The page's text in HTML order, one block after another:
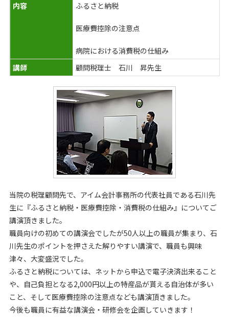
内容
ふるさと納税
医療費控除の注意点
病院における消費税の仕組み
講師
顧問税理士 石川 昇先生
当院の税理顧問先で、アイム会計事務所の代表社員である石川先
生に『ふるさと納税・医療費控除・消費税の仕組み』についてご
講演頂きました。
職員向けの初めての講演会でしたが50人以上の職員が集まり、石
川先生のポイントを押さえた解りやすい講演で、職員も興味
津々、大変盛況でした。
ふるさと納税については、ネットから申込で電子決済出来ること
や、自己負担となる2,000円以上の特産品が貰える自治体が多い
こと、そして医療費控除の注意点なども講演頂きました。
今後も職員に有益な講演会・研修会を企画していきます！